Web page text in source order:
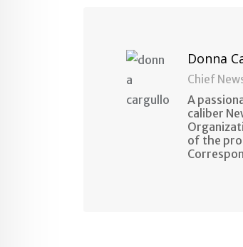
Donna
Chief
A
caliber
of the